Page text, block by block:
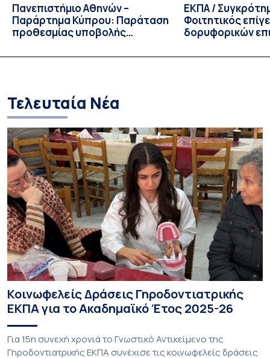
Πανεπιστήμιο Αθηνών –
Παράρτημα Κύπρου: Παράταση
προθεσμίας υποβολής
υποψηφίων
ΕΚΠΑ /
Φοιτητικός
δορυφορικών
Τελευταία Νέα
Κοινωφελείς Δράσεις Γηροδοντιατρικής
ΕΚΠΑ για το Ακαδημαϊκό Έτος 2025-26
Για 15η συνεχή χρονιά το Γνωστικό Αντικείμενο της
Γηροδοντιατρικής ΕΚΠΑ συνέχισε τις κοινωφελείς δράσεις